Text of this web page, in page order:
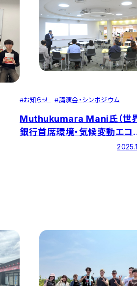
#お知らせ #講演会・シンポジウム
Muthukumara Mani氏（世
銀行首席環境・気候変動エコ
ミスト）の講演が行われました